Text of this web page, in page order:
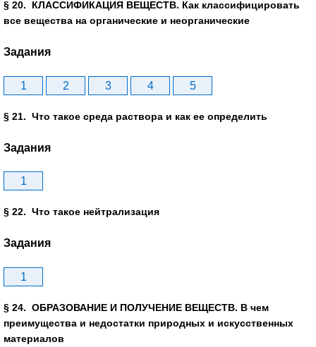
§ 20. КЛАССИФИКАЦИЯ ВЕЩЕСТВ. Как классифицировать
все вещества на органические и неорганические
Задания
1 2 3 4 5
§ 21. Что такое среда раствора и как ее определить
Задания
1
§ 22. Что такое нейтрализация
Задания
1
§ 24. ОБРАЗОВАНИЕ И ПОЛУЧЕНИЕ ВЕЩЕСТВ. В чем
преимущества и недостатки природных и искусственных
материалов